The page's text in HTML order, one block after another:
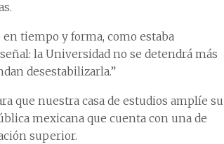
tiempo y forma, como estaba
la Universidad no se detendrá más
desestabilizarla.”
que nuestra casa de estudios amplíe su
mexicana que cuenta con una de
superior.